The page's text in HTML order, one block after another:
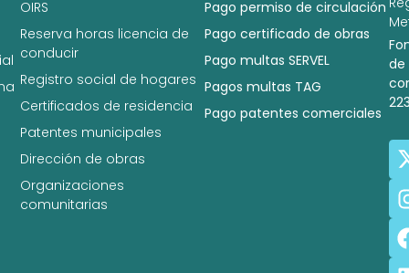
Pago permiso de circulación
Pago certificado de obras
Pago multas SERVEL
Pagos multas TAG
Pago patentes comerciales
OIRS
Reserva horas licencia de
conducir
Registro social de hogares
Certificados de residencia
Patentes municipales
Dirección de obras
Organizaciones
comunitarias
de